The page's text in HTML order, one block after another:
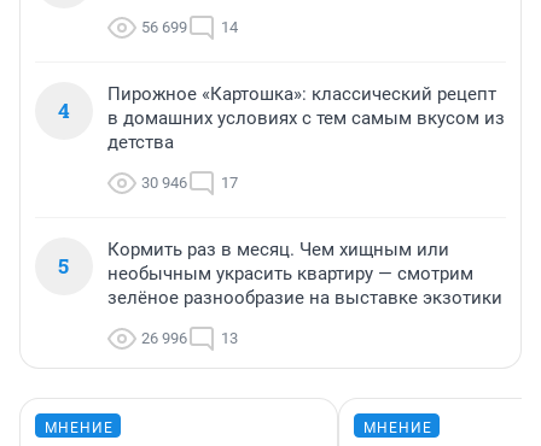
56 699 14
4
Пирожное «Картошка»: классический рецепт
в домашних условиях с тем самым вкусом из
детства
30 946 17
5
Кормить раз в месяц. Чем хищным или
необычным украсить квартиру — смотрим
зелёное разнообразие на выставке экзотики
26 996 13
МНЕНИЕ МНЕНИЕ